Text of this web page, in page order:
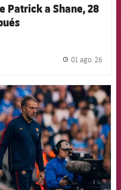
Patrick a Shane, 28
01 ago. 26
Barcelona badge